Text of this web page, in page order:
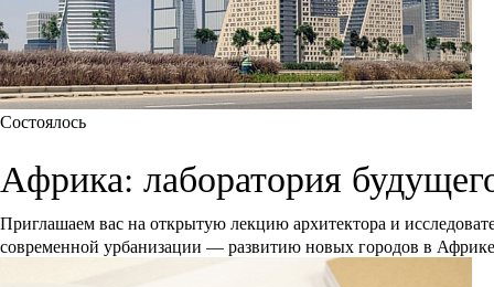
Состоялось
Африка: лаборатория
Приглашаем вас на открытую лекцию архитектора и
современной урбанизации — развитию новых городов в Африке